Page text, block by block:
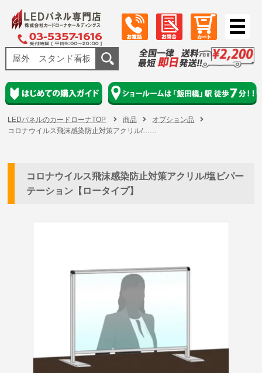
LEDパネルのカードローナTOP 商品
オプション品
コロナウイルス飛沫感染防止対策アクリル/……
コロナウイルス飛沫感染防止対策アクリル/塩ビパー
テーション【ロータイプ】